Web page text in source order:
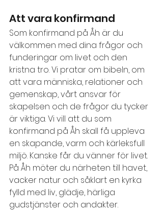
Att vara konfirmand
Som konfirmand på Åh är du
välkommen med dina frågor och
funderingar om livet och den
kristna tro. Vi pratar om bibeln, om
att vara människa, relationer och
gemenskap, vårt ansvar för
skapelsen och de frågor du tycker
är viktiga.Vi vill att du som
konfirmand på Åh skall få uppleva
en skapande, varm och kärleksfull
miljö. Kanske får du vänner för livet.
På Åh möter du närheten till havet,
vacker natur och såklart en kyrka
fylld med liv, glädje, härliga
gudstjänster och andakter.